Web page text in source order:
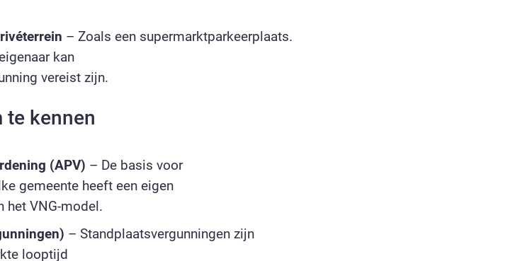
– Zoals een supermarktparkeerplaats.
kan
vereist zijn.
te kennen
(APV) – De basis voor
gemeente heeft een eigen
het VNG-model.
– Standplaatsvergunningen zijn
looptijd